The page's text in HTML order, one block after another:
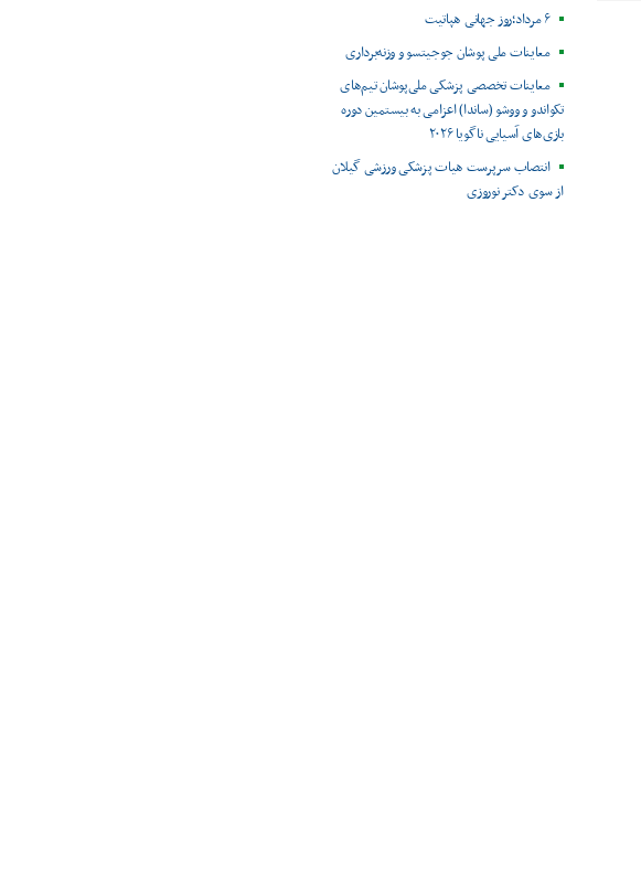
۶ مرداد؛روز جهانی هپاتیت
معاینات ملی پوشان جوجیتسو و وزنه‌برداری
معاینات تخصصی پزشکی ملی‌پوشان تیم‌های
تکواندو و ووشو (ساندا) اعزامی به بیستمین دوره
بازی‌های آسیایی ناگویا ۲۰۲۶
انتصاب سرپرست هیات پزشکی ورزشی گیلان
از سوی دکتر نوروزی